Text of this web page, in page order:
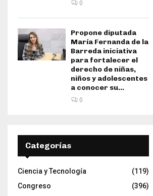
0
Propone diputada
María Fernanda de la
Barreda iniciativa
para fortalecer el
derecho de niñas,
niños y adolescentes
a conocer su...
0
Categorías
Ciencia y Tecnología
(119)
Congreso
(396)